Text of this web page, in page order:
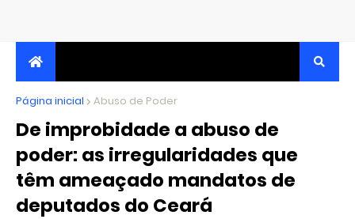
JORNALISMO INDEPENDENTE, TRANSPARENTE E
CRÍTICO
Página inicial Abuso de Poder
De improbidade a abuso de
poder: as irregularidades que
têm ameaçado mandatos de
deputados do Ceará